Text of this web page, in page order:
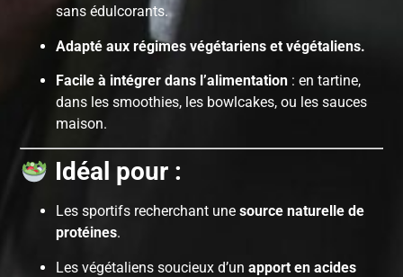
sans édulcorants.
Adapté aux régimes végétariens et végétaliens.
Facile à intégrer dans l’alimentation : en tartine,
dans les smoothies, les bowlcakes, ou les sauces
maison.
Idéal pour :
Les sportifs recherchant unesource naturelle de
protéines.
Les végétaliens soucieux d’unapport en acides